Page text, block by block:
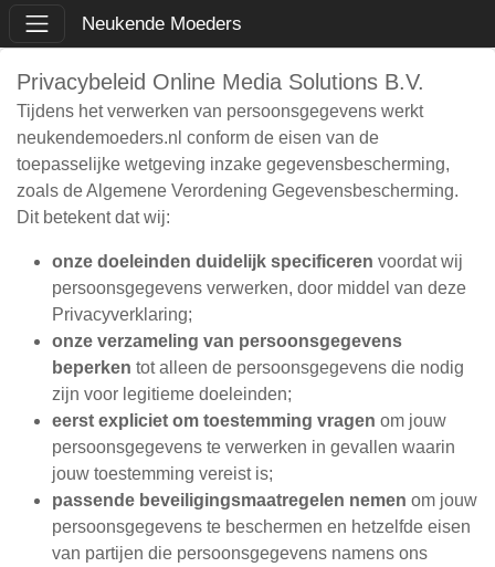
Neukende Moeders
Privacybeleid Online Media Solutions B.V.
Tijdens het verwerken van persoonsgegevens werkt
neukendemoeders.nl conform de eisen van de
toepasselijke wetgeving inzake gegevensbescherming,
zoals de Algemene Verordening Gegevensbescherming.
Dit betekent dat wij:
onze doeleinden duidelijk specificeren voordat wij
persoonsgegevens verwerken, door middel van deze
Privacyverklaring;
onze verzameling van persoonsgegevens
beperken tot alleen de persoonsgegevens die nodig
zijn voor legitieme doeleinden;
eerst expliciet om toestemming vragen om jouw
persoonsgegevens te verwerken in gevallen waarin
jouw toestemming vereist is;
passende beveiligingsmaatregelen nemen om jouw
persoonsgegevens te beschermen en hetzelfde eisen
van partijen die persoonsgegevens namens ons